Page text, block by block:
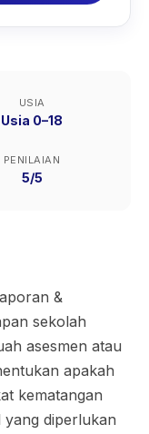
USIA
Usia 0–18
PENILAIAN
5/5
&
sekolah
asesmen atau
apakah
kematangan
yang diperlukan